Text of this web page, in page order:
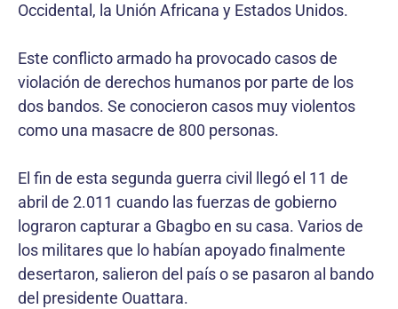
Occidental, la Unión Africana y Estados Unidos.
Este conflicto armado ha provocado casos de
violación de derechos humanos por parte de los
dos bandos. Se conocieron casos muy violentos
como una masacre de 800 personas.
El fin de esta segunda guerra civil llegó el 11 de
abril de 2.011 cuando las fuerzas de gobierno
lograron capturar a Gbagbo en su casa. Varios de
los militares que lo habían apoyado finalmente
desertaron, salieron del país o se pasaron al bando
del presidente Ouattara.